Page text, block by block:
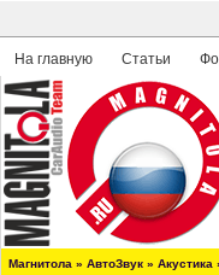
На главную Статьи
Магнитола » АвтоЗвук » Акустика